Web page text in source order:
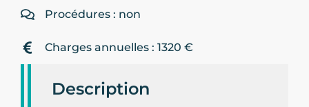
Procédures : non
Charges annuelles : 1320 €
Description